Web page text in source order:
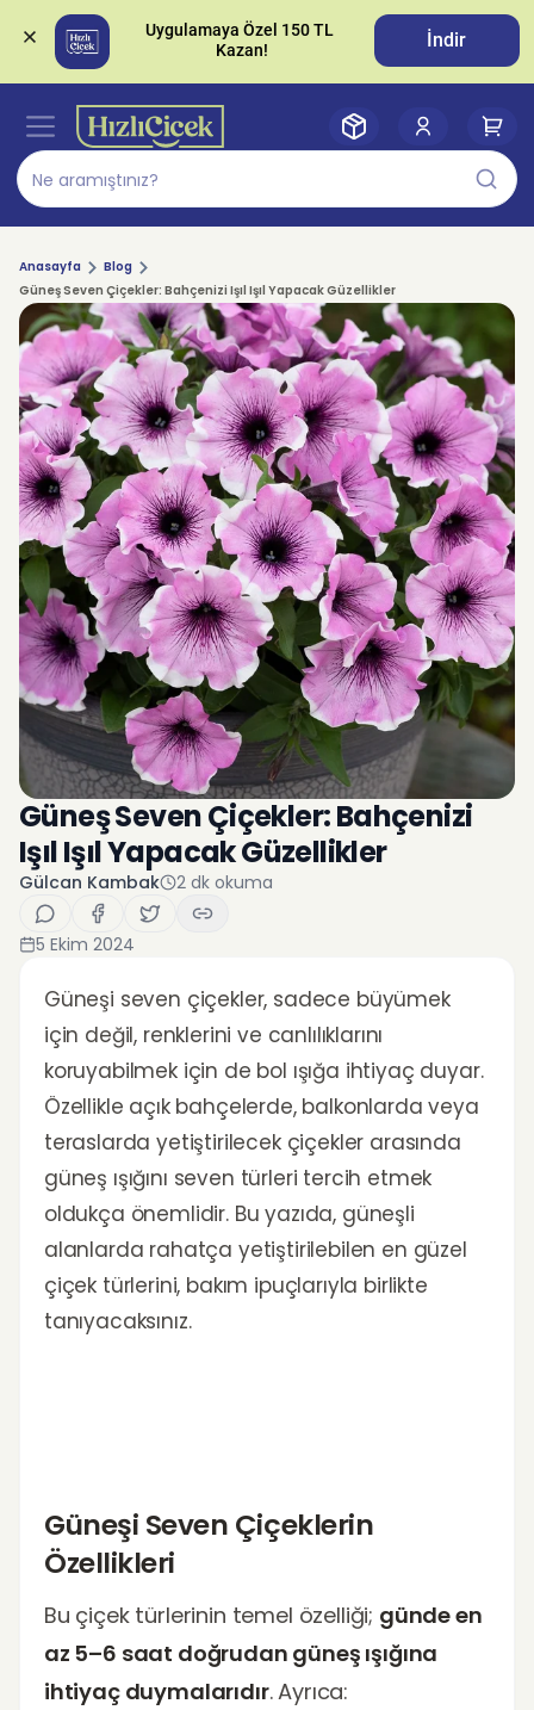
Uygulamaya Özel 150 TL
İndir
Anasayfa
Blog
Güneş Seven Çiçekler: Bahçenizi Işıl Işıl Yapacak Güzellikler
Güneş Seven Çiçekler: Bahçenizi
Işıl Işıl Yapacak Güzellikler
Gülcan Kambak 2 dk okuma
5 Ekim 2024
Güneşi seven çiçekler, sadece büyümek
için değil, renklerini ve canlılıklarını
koruyabilmek için de bol ışığa ihtiyaç duyar.
Özellikle açık bahçelerde, balkonlarda veya
teraslarda yetiştirilecek çiçekler arasında
güneş ışığını seven türleri tercih etmek
oldukça önemlidir. Bu yazıda, güneşli
alanlarda rahatça yetiştirilebilen en güzel
çiçek türlerini, bakım ipuçlarıyla birlikte
tanıyacaksınız.
Güneşi Seven Çiçeklerin
Özellikleri
Bu çiçek türlerinin temel özelliği; günde en
az 5–6 saat doğrudan güneş ışığına
ihtiyaç duymalarıdır. Ayrıca: